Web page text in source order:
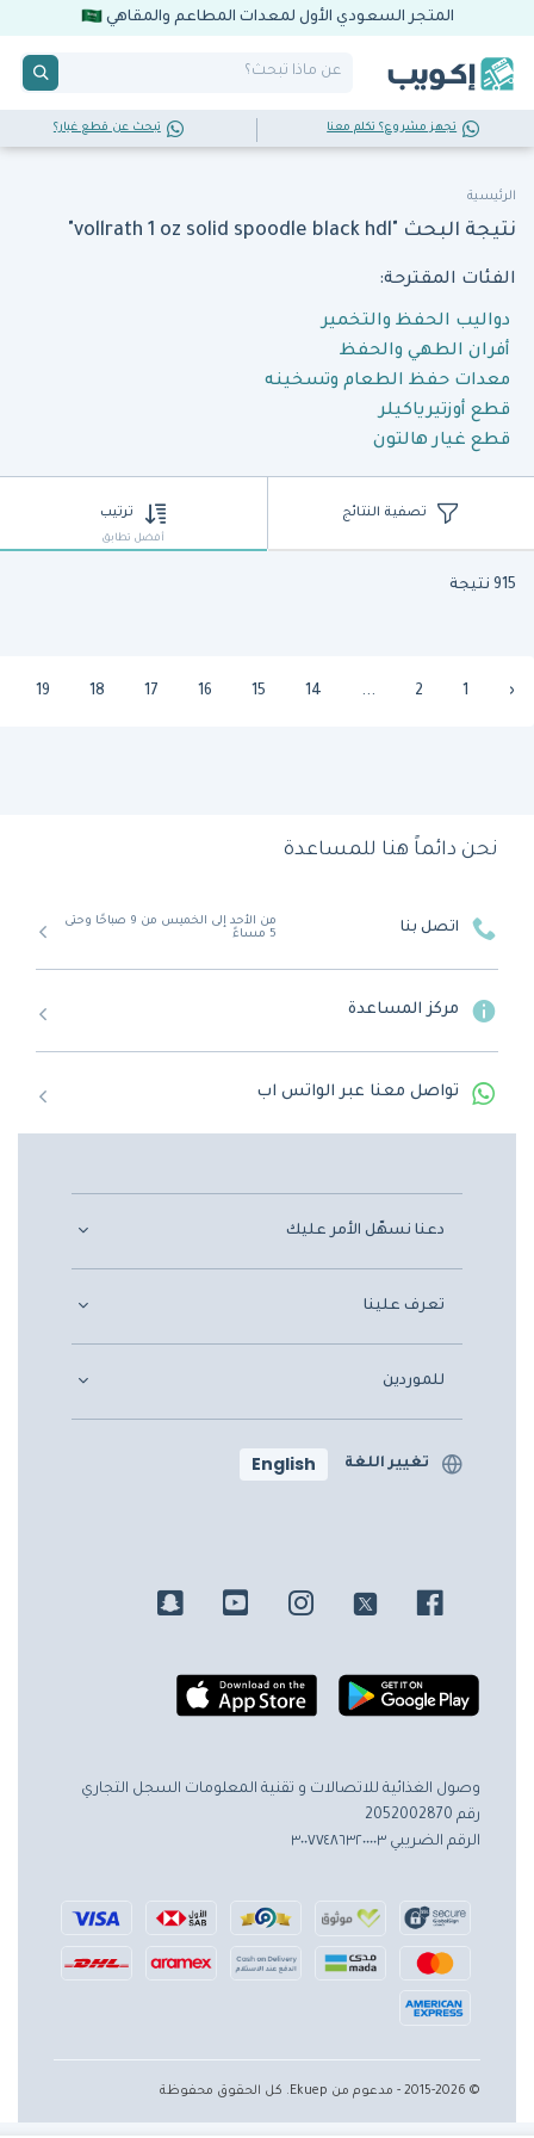
المتجر السعودي الأول لمعدات المطاعم والمقاهي
تجهز مشروع؟ تكلم معنا تبحث عن قطع غيار؟
الرئيسية
نتيجة البحث "vollrath 1 oz solid spoodle black hdl"
الفئات المقترحة:
دواليب الحفظ والتخمير
أفران الطهي والحفظ
معدات حفظ الطعام وتسخينه
قطع أوزتيرياكيلر
قطع غيار هالتون
تصفية النتائج ترتيب
أفضل تطابق
915 نتيجة
‹
1
2
...
14
15
16
17
18
19
نحن دائماً هنا للمساعدة
اتصل بنا
من الأحد إلى الخميس من 9 صباحًا وحتى
5 مساءً
مركز المساعدة
تواصل معنا عبر الواتس اب
دعنا نسهّل الأمر عليك
تعرف علينا
للموردين
تغيير اللغة English
وصول الغذائية للاتصالات و تقنية المعلومات السجل التجاري
رقم 2052002870
الرقم الضريبي ٣٠٠٧٧٤٨٦٣٢٠٠٠٠٣
© 2015-2026 - مدعوم من Ekuep. كل الحقوق محفوظة